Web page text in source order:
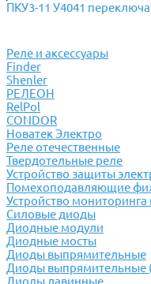
ПКУ3-11 У4041
Реле и аксессуары
Finder
Shenler
РЕЛЕОН
RelPol
CONDOR
Новатек Электро
Реле отечественные
Твердотельные реле
Устройство защиты
Помехоподавляющие
Устройство
Силовые диоды
Диодные модули
Диодные мосты
Диоды выпрямительные
Диоды выпрямительные
Диоды лавинные